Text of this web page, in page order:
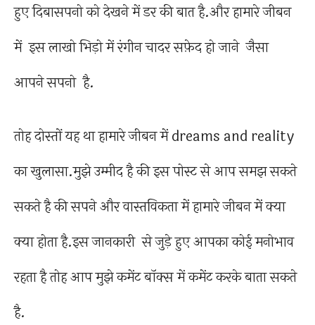
हुए दिबासपनो को देखने में डर की बात है.और हामारे जीबन
में इस लाखो भिड़ो में रंगीन चादर सफ़ेद हो जाने जैसा
आपने सपनो है.
तोह दोस्तों यह था हामारे जीबन में dreams and reality
का खुलासा.मुझे उम्मीद है की इस पोस्ट से आप समझ सकते
सकते है की सपने और वास्तविकता में हामारे जीबन में क्या
क्या होता है.इस जानकारी से जुड़े हुए आपका कोई मनोभाव
रहता है तोह आप मुझे कमेंट बॉक्स में कमेंट करके बाता सकते
है.